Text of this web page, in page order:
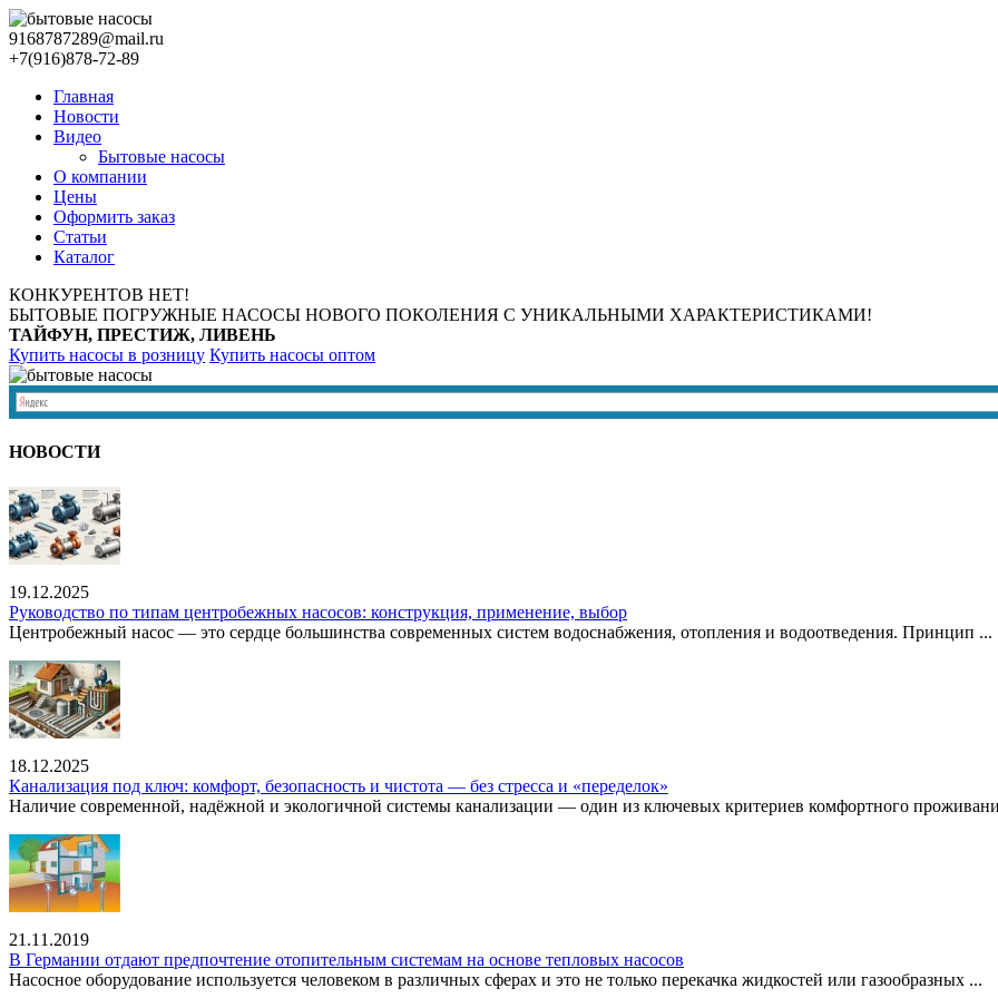
9168787289@mail.ru
+7(916)878-72-89
Главная
Новости
Видео
Бытовые насосы
О компании
Цены
Оформить заказ
Статьи
Каталог
КОНКУРЕНТОВ НЕТ!
БЫТОВЫЕ ПОГРУЖНЫЕ НАСОСЫ НОВОГО ПОКОЛЕНИЯ С УНИКАЛЬНЫМИ ХАРАКТЕРИСТИКАМИ!
ТАЙФУН, ПРЕСТИЖ, ЛИВЕНЬ
Купить насосы в розницу Купить насосы оптом
НОВОСТИ
19.12.2025
Руководство по типам центробежных насосов: конструкция, применение, выбор
Центробежный насос — это сердце большинства современных систем водоснабжения, отопления и водоотведения. Принцип ...
18.12.2025
Канализация под ключ: комфорт, безопасность и чистота — без стресса и «переделок»
Наличие современной, надёжной и экологичной системы канализации — один из ключевых критериев комфортного
21.11.2019
В Германии отдают предпочтение отопительным системам на основе тепловых насосов
Насосное оборудование используется человеком в различных сферах и это не только перекачка жидкостей или газообразных ...